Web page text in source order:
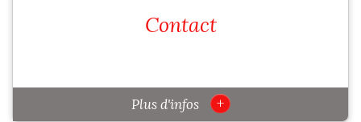
Contact
Plus d'infos +